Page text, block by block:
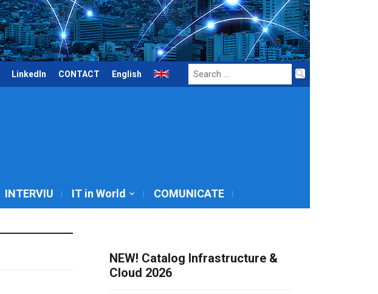
LinkedIn CONTACT English
Search
for:
INTERVIU IT in World COMUNICATE
NEW! Catalog Infrastructure &
Cloud 2026